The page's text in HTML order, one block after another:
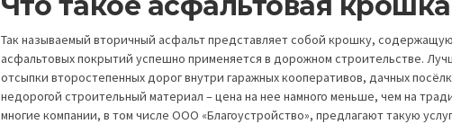
Так называемый вторичный асфальт представляет собой крошку,
асфальтовых покрытий успешно применяется в дорожном строительстве.
отсыпки второстепенных дорог внутри гаражных кооперативов, дачных
недорогой строительный материал – цена на нее намного меньше, чем на
многие компании, в том числе ООО «Благоустройство», предлагают такую